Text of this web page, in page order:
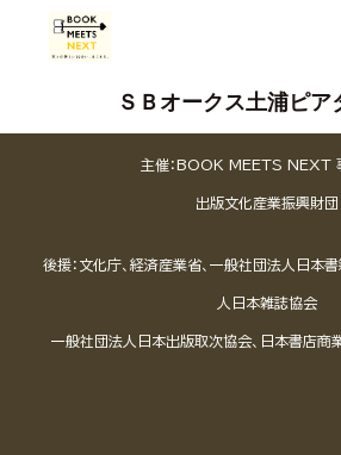
ＳＢオークス土浦ピア
主催：BOOK MEETS NEXT
出版文化産業振興財団
後援：文化庁、経済産業省、一般社団法人日本
人日本雑誌協会
一般社団法人日本出版取次協会、日本書店商